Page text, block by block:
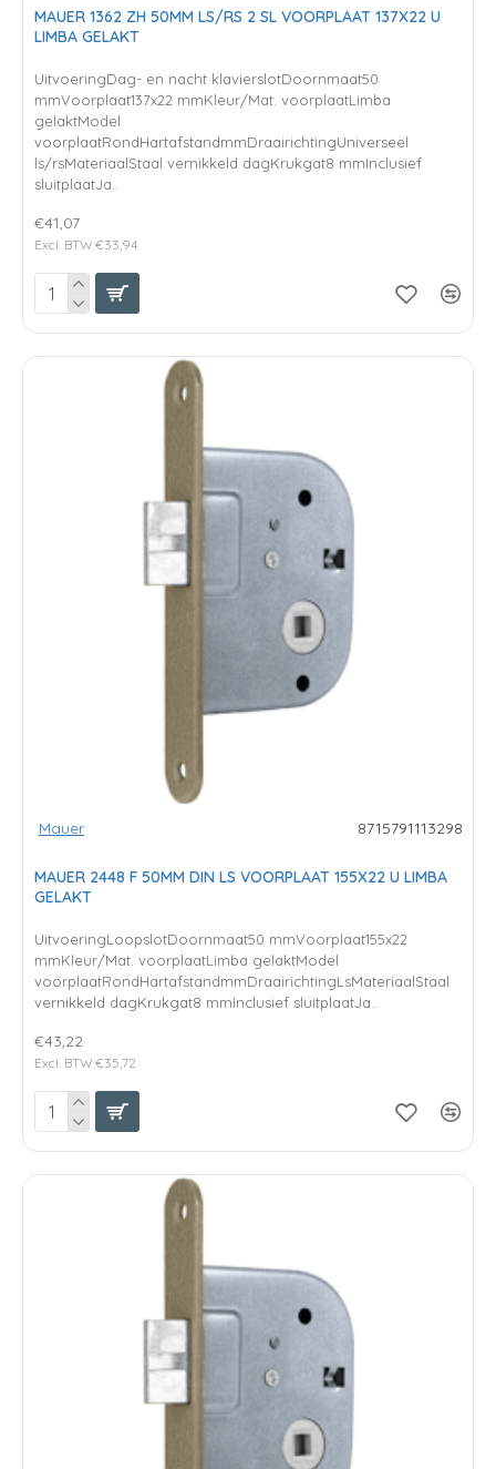
MAUER 1362 ZH 50MM LS/RS 2 SL VOORPLAAT 137X22 U
LIMBA GELAKT
UitvoeringDag- en nacht klavierslotDoornmaat50
mmVoorplaat137x22 mmKleur/Mat. voorplaatLimba
gelaktModel
voorplaatRondHartafstandmmDraairichtingUniverseel
ls/rsMateriaalStaal vernikkeld dagKrukgat8 mmInclusief
sluitplaatJa..
€41,07
Excl. BTW:€33,94
Mauer 8715791113298
MAUER 2448 F 50MM DIN LS VOORPLAAT 155X22 U LIMBA
GELAKT
UitvoeringLoopslotDoornmaat50 mmVoorplaat155x22
mmKleur/Mat. voorplaatLimba gelaktModel
voorplaatRondHartafstandmmDraairichtingLsMateriaalStaal
vernikkeld dagKrukgat8 mmInclusief sluitplaatJa..
€43,22
Excl. BTW:€35,72